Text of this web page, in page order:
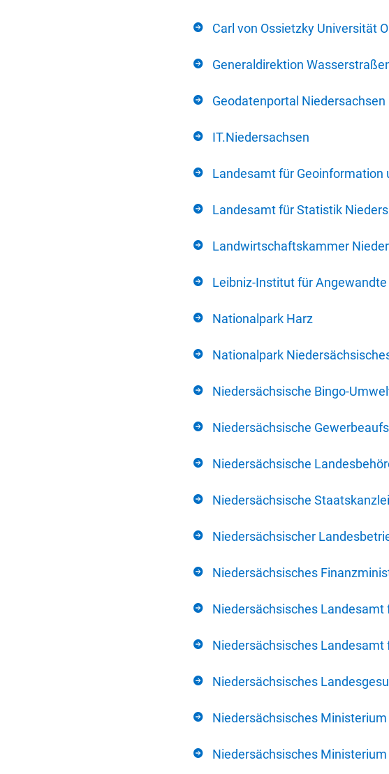
Carl von Ossietzky Universität
Generaldirektion
Geodatenportal Niedersachsen
IT.Niedersachsen
Landesamt für Geoinformation
Landesamt für Statistik
Landwirtschaftskammer
Leibniz-Institut für Angewandte
Nationalpark Harz
Nationalpark
Niedersächsische Bingo-
Niedersächsische
Niedersächsische
Niedersächsische Staatskanzlei
Niedersächsischer
Niedersächsisches
Niedersächsisches Landesamt
Niedersächsisches
Niedersächsisches
Niedersächsisches
Niedersächsisches